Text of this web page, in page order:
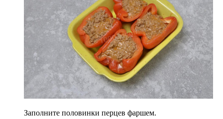
Заполните половинки перцев фаршем.